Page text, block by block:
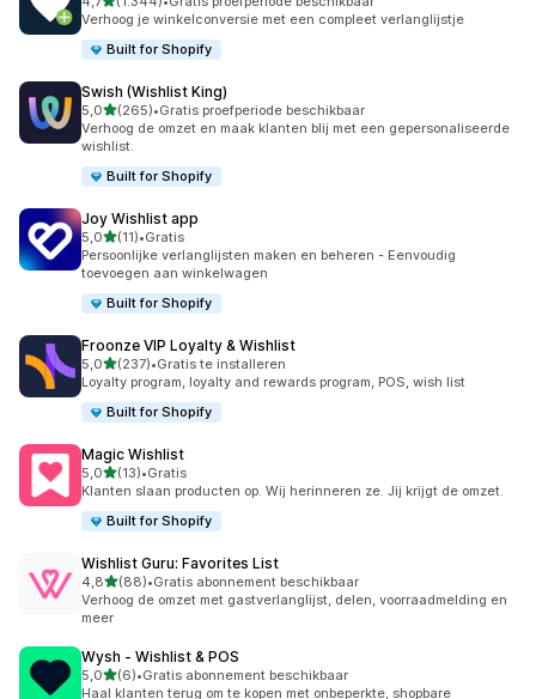
1344 recensies in totaal
Verhoog je winkelconversie met een compleet verlanglijstje
Built for Shopify
Swish (Wishlist King)
5,0van 5 sterren
(265)
265 recensies in totaal
•Gratis proefperiode beschikbaar
Verhoog de omzet en maak klanten blij met een gepersonaliseerde
wishlist.
Built for Shopify
Joy Wishlist app
5,0van 5 sterren
(11)
11 recensies in totaal
•Gratis
Persoonlijke verlanglijsten maken en beheren - Eenvoudig
toevoegen aan winkelwagen
Built for Shopify
Froonze VIP Loyalty & Wishlist
5,0van 5 sterren
(237)
237 recensies in totaal
•Gratis te installeren
Loyalty program, loyalty and rewards program, POS, wish list
Built for Shopify
Magic Wishlist
5,0van 5 sterren
(13)
13 recensies in totaal
•Gratis
Klanten slaan producten op. Wij herinneren ze. Jij krijgt de omzet.
Built for Shopify
Wishlist Guru: Favorites List
4,8van 5 sterren
(88)
88 recensies in totaal
•Gratis abonnement beschikbaar
Verhoog de omzet met gastverlanglijst, delen, voorraadmelding en
meer
Wysh ‑ Wishlist & POS
5,0van 5 sterren
(6)
6 recensies in totaal
•Gratis abonnement beschikbaar
Haal klanten terug om te kopen met onbeperkte, shopbare